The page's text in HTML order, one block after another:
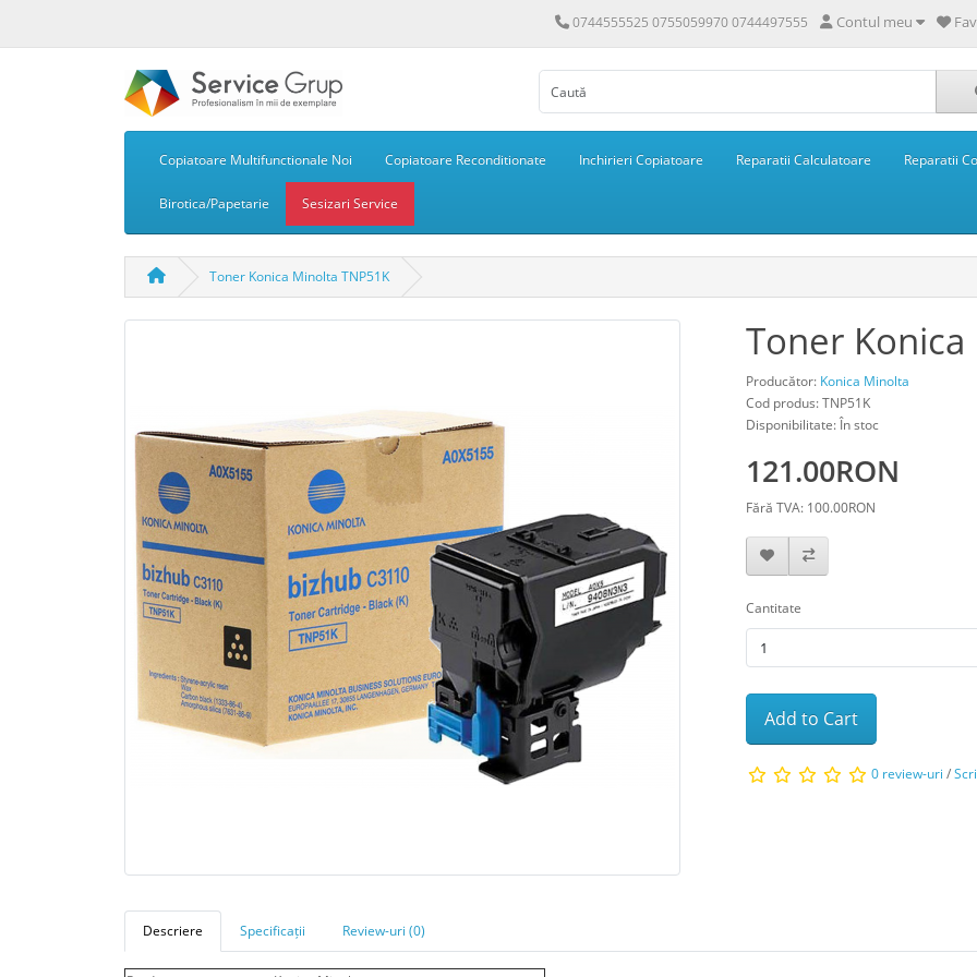
0744555525 0755059970 0744497555 Contul meu
Copiatoare Multifunctionale Noi Copiatoare Reconditionate Inchirieri Copiatoare Reparatii Calculatoare Reparatii
Birotica/Papetarie Sesizari Service
Toner Konica Minolta TNP51K
Toner
Producător: Konica Minolta
Cod produs: TNP51K
Disponibilitate: În stoc
121.00RON
Fără TVA: 100.00RON
Cantitate
Add to Cart
0 review-uri /
Descriere Specificații Review-uri (0)